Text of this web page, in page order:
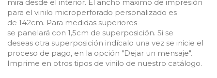
mira desde el interior. El ancho máximo de impresión
para el vinilo microperforado personalizado es
de 142cm. Para medidas superiores
se panelará con 1,5cm de superposición. Si se
deseas otra superposición indícalo una vez se inicie el
proceso de pago, en la opción "Dejar un mensaje".
Imprime en otros tipos de vinilo de nuestro catálogo.